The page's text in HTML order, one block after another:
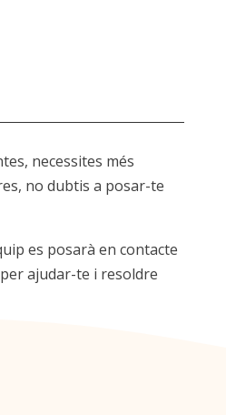
necessites més
no dubtis a posar-te
es posarà en contacte
ajudar-te i resoldre